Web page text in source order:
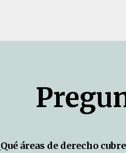
áreas de derecho